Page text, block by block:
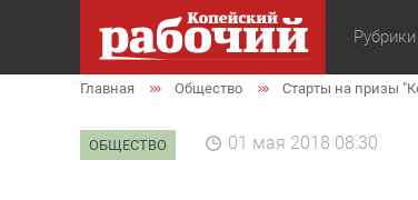
Рубрики
Главная Общество Старты на призы
ОБЩЕСТВО 01 мая 2018 08:30